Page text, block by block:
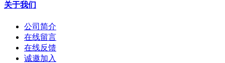
关于我们
公司简介
在线留言
在线反馈
诚邀加入